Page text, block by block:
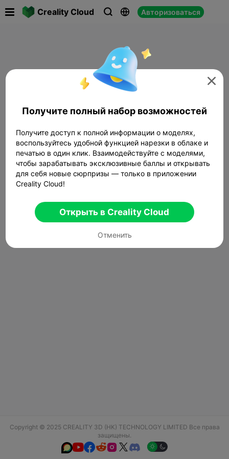
Creality Cloud   Авторизоваться
Copyright © 2025 CREALITY 3D (HK) TECHNOLOGY LIMITED Все права
защищены.
  

Получите полный набор возможностей
Получите доступ к полной информации о моделях,
воспользуйтесь удобной функцией нарезки в облаке и
печатью в один клик. Взаимодействуйте с моделями,
чтобы зарабатывать эксклюзивные баллы и открывать
для себя новые сюрпризы — только в приложении
Creality Cloud!
Открыть в Creality Cloud
Отменить